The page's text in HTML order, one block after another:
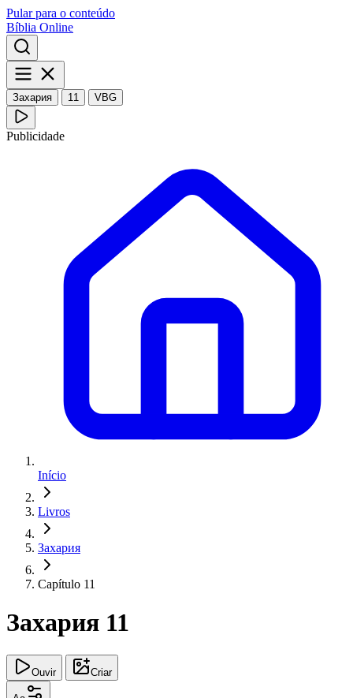
Pular para o conteúdo
Bíblia Online
Захария 11 VBG
Publicidade
Início
Livros
Захария
Capítulo 11
Захария 11
Ouvir Criar